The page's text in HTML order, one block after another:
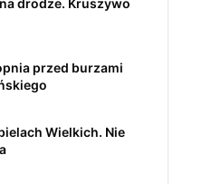
drodze. Kruszywo
przed burzami
Wielkich. Nie